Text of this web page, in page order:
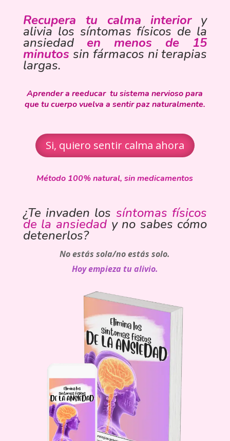
Recupera tu calma interiory
alivia los síntomas físicos de la
ansiedad en menos de 15
minutos sin fármacos ni terapias
largas.
Aprender a reeducar tu sistema nervioso para
que tu cuerpo vuelva a sentir paz naturalmente.
Si, quiero sentir calma ahora
Método 100% natural, sin medicamentos
¿Te invaden los síntomas físicos
de la ansiedady no sabes cómo
detenerlos?
No estás sola/no estás solo.
Hoy empieza tu alivio.